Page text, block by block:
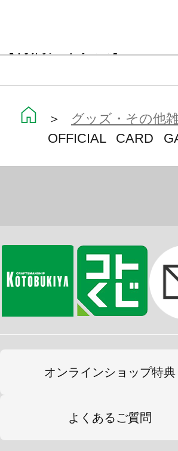
・マーカーシート 1枚
（ダメージ、SP推しスキ
■スタートデッキ 推し
【ホロメンカード】
エリザベス・ローズ・
※画像は試作品です。
＞ グッズ・その他
OFFICIAL CARD
オンラインショップ特典
よくあるご質問